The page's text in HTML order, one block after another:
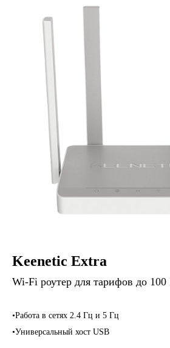
Keenetic Extra
Wi-Fi роутер для тарифов до
•Работа в сетях 2.4 Гц и 5 Гц
•Универсальный хост USB